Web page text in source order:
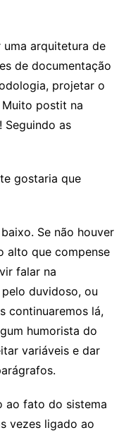
uma arquitetura de
de documentação
projetar o
postit na
Seguindo as
gostaria que
Se não houver
alto que compense
falar na
duvidoso, ou
continuaremos lá,
humorista do
variáveis e dar
ao fato do sistema
vezes ligado ao